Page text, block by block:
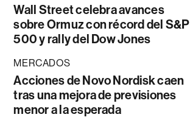
Wall Street celebra avances
sobre Ormuz con récord del S&P
500 y rally del Dow Jones
MERCADOS
Acciones de Novo Nordisk caen
tras una mejora de previsiones
menor a la esperada